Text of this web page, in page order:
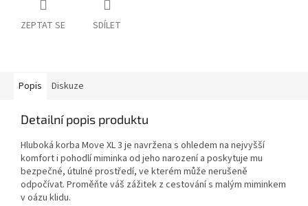
ZEPTAT SE SDÍLET
Popis Diskuze
Detailní popis produktu
Hluboká korba Move XL 3 je navržena s ohledem na nejvyšší
komfort i pohodlí miminka od jeho narození a poskytuje mu
bezpečné, útulné prostředí, ve kterém může nerušeně
odpočívat. Proměňte váš zážitek z cestování s malým miminkem
v oázu klidu.